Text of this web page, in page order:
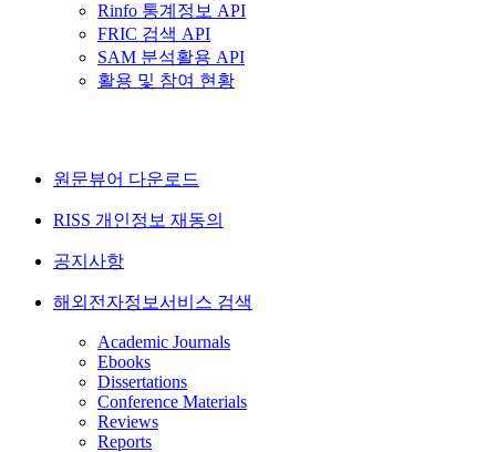
Rinfo 통계정보 API
FRIC 검색 API
SAM 분석활용 API
활용 및 참여 현황
원문뷰어 다운로드
RISS 개인정보 재동의
공지사항
해외전자정보서비스 검색
Academic Journals
Ebooks
Dissertations
Conference Materials
Reviews
Reports